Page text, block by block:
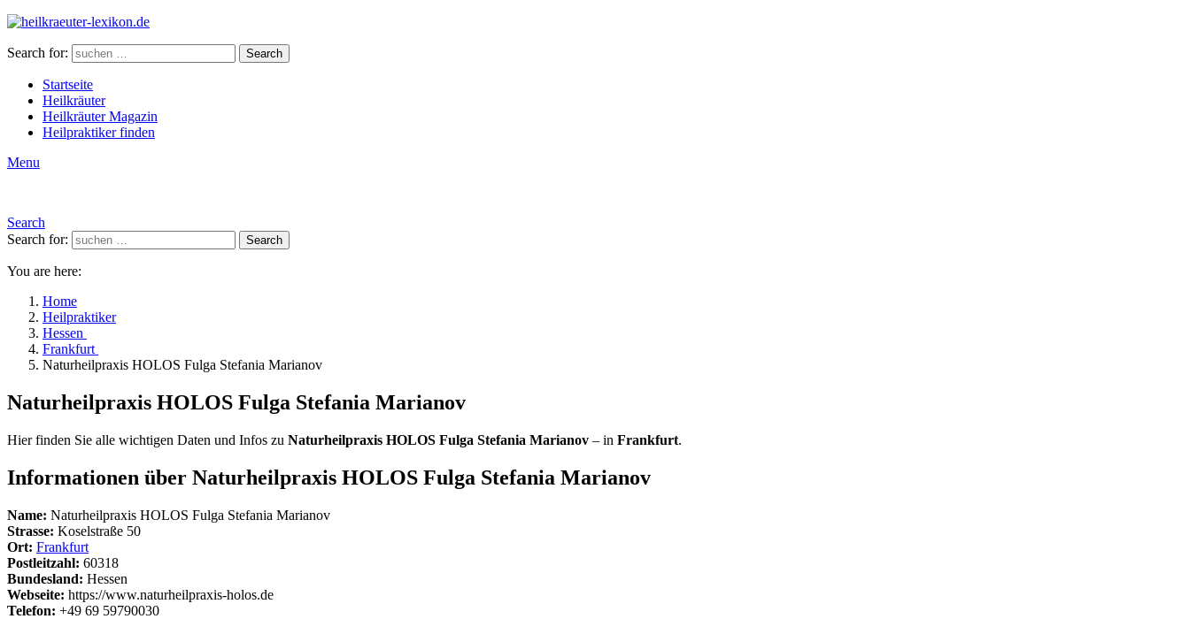
Search for: Search
Startseite
Heilkräuter
Heilkräuter Magazin
Heilpraktiker finden
Menu
Search
Search for:
Search
You are here:
Home
Heilpraktiker
Hessen
Frankfurt
Naturheilpraxis HOLOS Fulga Stefania Marianov
Naturheilpraxis HOLOS Fulga Stefania Marianov
Hier finden Sie alle wichtigen Daten und Infos zu Naturheilpraxis HOLOS Fulga Stefania Marianov – in Frankfurt.
Informationen über Naturheilpraxis HOLOS Fulga Stefania Marianov
Name: Naturheilpraxis HOLOS Fulga Stefania Marianov
Strasse: Koselstraße 50
Ort: Frankfurt
Postleitzahl: 60318
Bundesland: Hessen
Webseite: https://www.naturheilpraxis-holos.de
Telefon: +49 69 59790030